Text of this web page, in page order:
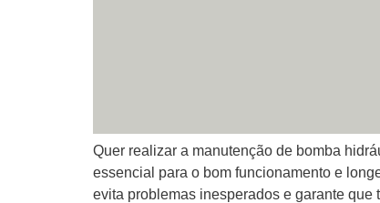
Quer realizar a manutenção de bomba
essencial para o bom funcionamento e
evita problemas inesperados e garante